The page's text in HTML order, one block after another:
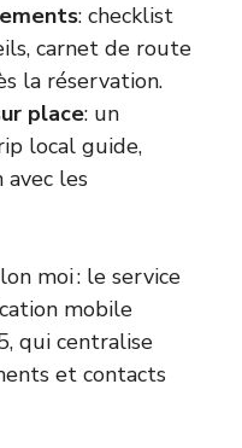
: checklist
carnet de route
la réservation.
place: un
local guide,
les
moi : le service
mobile
qui centralise
et contacts